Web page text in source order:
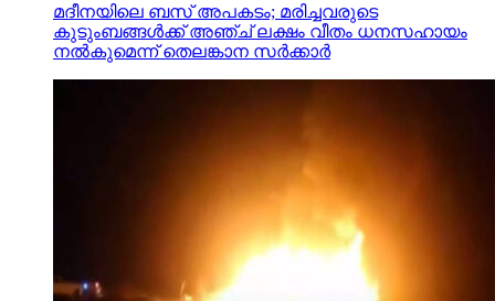
മദീനയിലെ ബസ് അപകടം; മരിച്ചവരുടെ
കുടുംബങ്ങള്‍ക്ക് അഞ്ച് ലക്ഷം വീതം ധനസഹായം
നല്‍കുമെന്ന് തെലങ്കാന സര്‍ക്കാര്‍